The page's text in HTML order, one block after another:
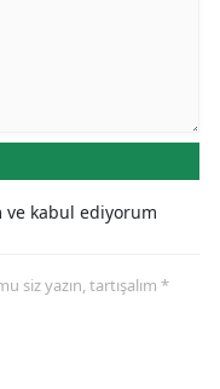
Trabzon
Şanlıurfa
ve kabul ediyorum
siz yazın, tartışalım *